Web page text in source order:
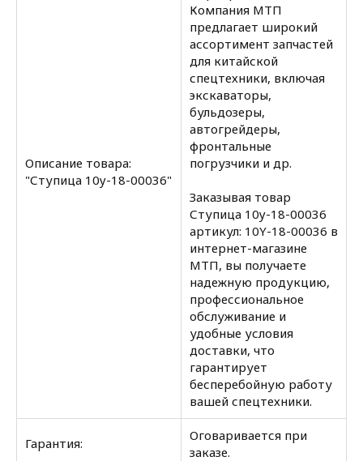
Описание товара:
"Ступица 10y-18-00036"
Компания МТП
предлагает широкий
ассортимент запчастей
для китайской
спецтехники, включая
экскаваторы,
бульдозеры,
автогрейдеры,
фронтальные
погрузчики и др.
Заказывая товар
Ступица 10y-18-00036
артикул: 10Y-18-00036 в
интернет-магазине
МТП, вы получаете
надежную продукцию,
профессиональное
обслуживание и
удобные условия
доставки, что
гарантирует
бесперебойную работу
вашей спецтехники.
Гарантия:
Оговаривается при
заказе.